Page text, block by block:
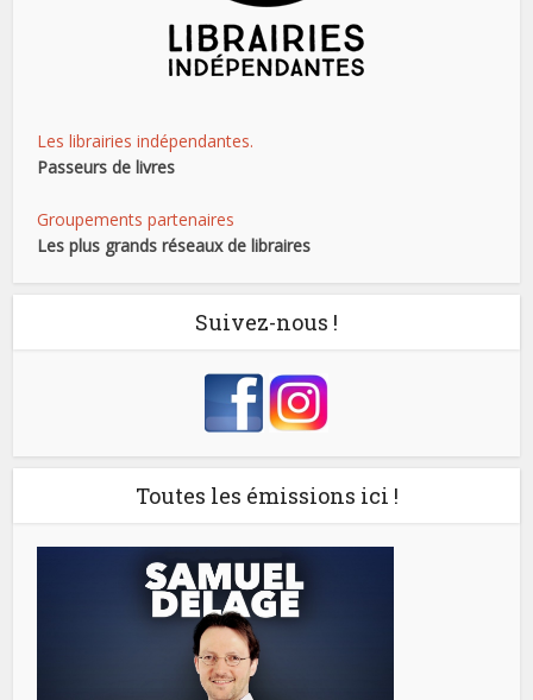
Les librairies indépendantes.
Passeurs de livres
Groupements partenaires
Les plus grands réseaux de libraires
Suivez-nous !
Toutes les émissions ici !